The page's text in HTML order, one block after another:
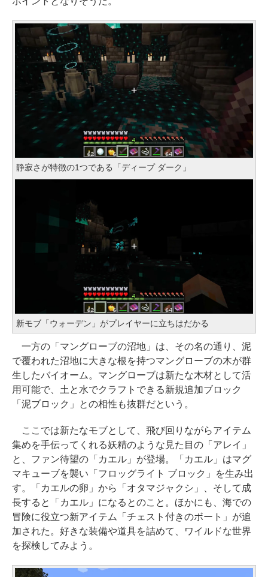
静寂さが特徴の1つである「ディープ ダーク」
新モブ「ウォーデン」がプレイヤーに立ちはだかる
一方の「マングローブの沼地」は、その名の通り、泥
で覆われた沼地に大きな根を持つマングローブの木が群
生したバイオーム。マングローブは新たな木材として活
用可能で、土と水でクラフトできる新規追加ブロック
「泥ブロック」との相性も抜群だという。
ここでは新たなモブとして、飛び回りながらアイテム
集めを手伝ってくれる妖精のような見た目の「アレイ」
と、ファン待望の「カエル」が登場。「カエル」はマグ
マキューブを襲い「フロッグライト ブロック」を生み出
す。「カエルの卵」から「オタマジャクシ」、そして成
長すると「カエル」になるとのこと。ほかにも、海での
冒険に役立つ新アイテム「チェスト付きのボート」が追
加された。好きな装備や道具を詰めて、ワイルドな世界
を探検してみよう。